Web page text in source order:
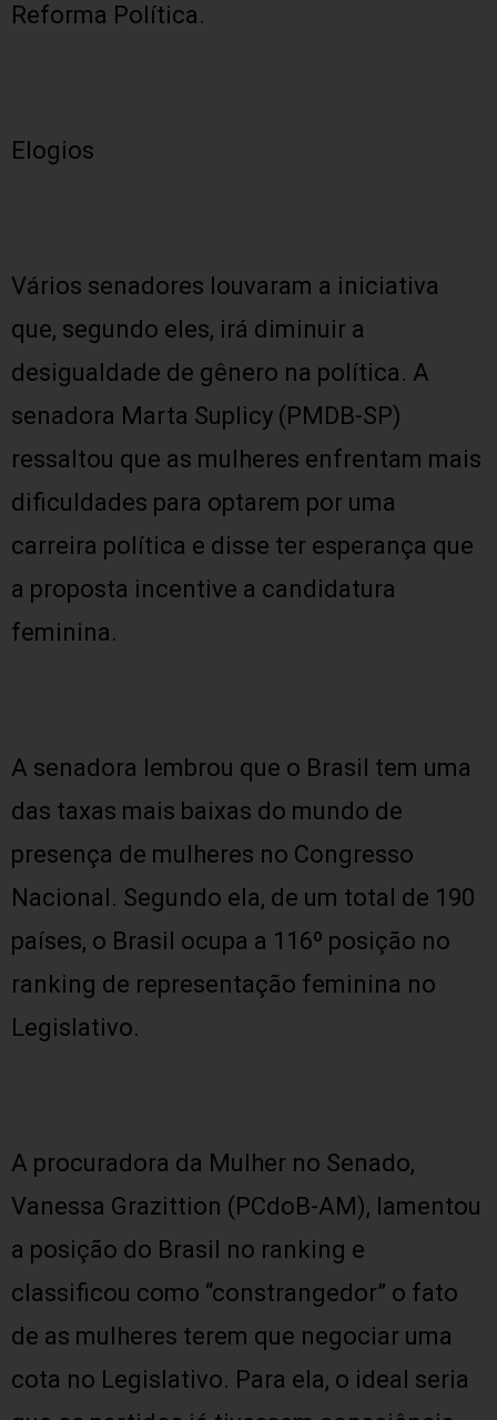
Reforma Política.
Elogios
Vários senadores louvaram a iniciativa
que, segundo eles, irá diminuir a
desigualdade de gênero na política. A
senadora Marta Suplicy (PMDB-SP)
ressaltou que as mulheres enfrentam mais
dificuldades para optarem por uma
carreira política e disse ter esperança que
a proposta incentive a candidatura
feminina.
A senadora lembrou que o Brasil tem uma
das taxas mais baixas do mundo de
presença de mulheres no Congresso
Nacional. Segundo ela, de um total de 190
países, o Brasil ocupa a 116º posição no
ranking de representação feminina no
Legislativo.
A procuradora da Mulher no Senado,
Vanessa Grazittion (PCdoB-AM), lamentou
a posição do Brasil no ranking e
classificou como “constrangedor” o fato
de as mulheres terem que negociar uma
cota no Legislativo. Para ela, o ideal seria